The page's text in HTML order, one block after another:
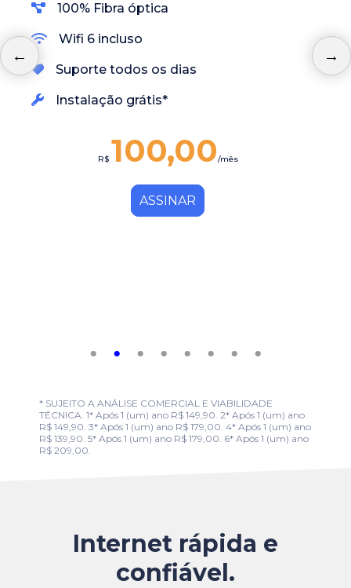
100% Fibra óptica
Wifi 6 incluso
Suporte todos os dias
Instalação grátis*
R$ 100,00/mês
ASSINAR
* SUJEITO A ANÁLISE COMERCIAL E VIABILIDADE
TÉCNICA. 1* Após 1 (um) ano R$ 149,90. 2* Após 1 (um) ano
R$ 149,90. 3* Após 1 (um) ano R$ 179,00. 4* Após 1 (um) ano
R$ 139,90. 5* Após 1 (um) ano R$ 179,00. 6* Após 1 (um) ano
R$ 209,00.
Internet rápida e
confiável.